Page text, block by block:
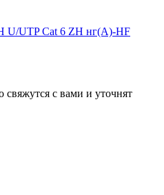
U/UTP Cat 6 ZH нг(А)-HF
с вами и уточнят